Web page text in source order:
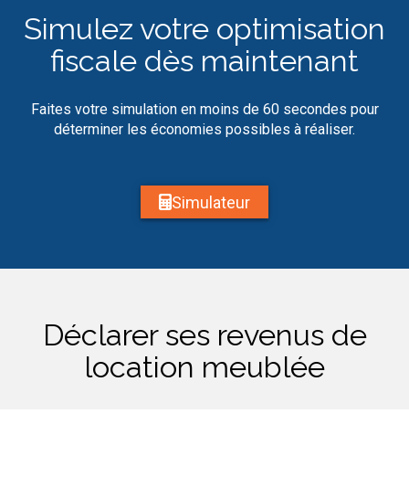
Simulez votre optimisation
fiscale dès maintenant
Faites votre simulation en moins de 60 secondes pour
déterminer les économies possibles à réaliser.
Simulateur
Déclarer ses revenus de
location meublée